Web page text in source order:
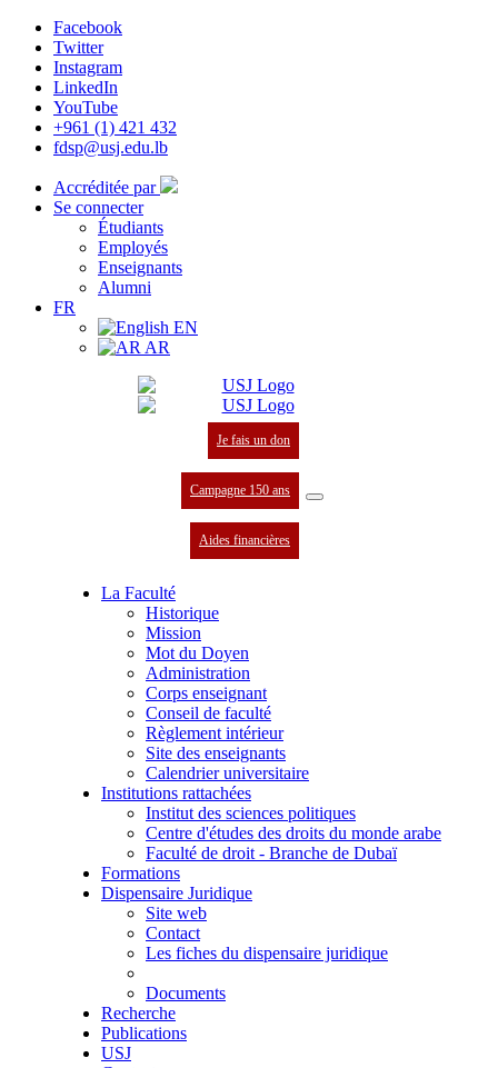
Facebook
Twitter
Instagram
LinkedIn
YouTube
+961 (1) 421 432
fdsp@usj.edu.lb
Accréditée par
Se connecter
Étudiants
Employés
Enseignants
Alumni
FR
EN
AR
Je fais un don
Campagne 150 ans
Aides financières
La Faculté
Historique
Mission
Mot du Doyen
Administration
Corps enseignant
Conseil de faculté
Règlement intérieur
Site des enseignants
Calendrier universitaire
Institutions rattachées
Institut des sciences politiques
Centre d'études des droits du monde arabe
Faculté de droit - Branche de Dubaï
Formations
Dispensaire Juridique
Site web
Contact
Les fiches du dispensaire juridique
Documents
Recherche
Publications
USJ